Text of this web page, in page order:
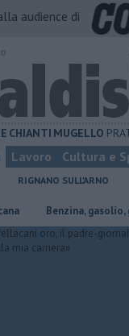
audience di
CHIANTI MUGELLO
Lavoro Cultura e
RIGNANO SULL'ARNO
​Benzina, gasolio, gpl,